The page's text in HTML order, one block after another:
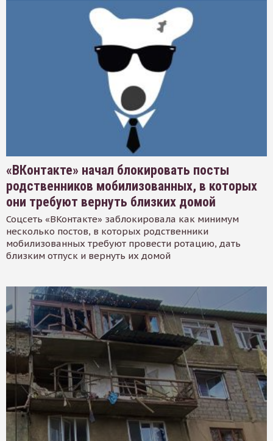
«ВКонтакте» начал блокировать посты
родственников мобилизованных, в которых
они требуют вернуть близких домой
Соцсеть «ВКонтакте» заблокировала как минимум
несколько постов, в которых родственники
мобилизованных требуют провести ротацию, дать
близким отпуск и вернуть их домой